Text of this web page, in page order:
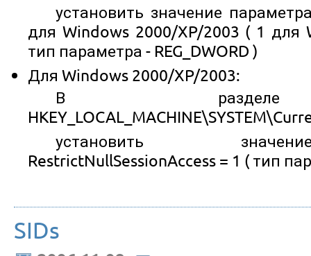
установить значение
для Windows 2000/XP/2003 ( 1 для
тип параметра - REG_DWORD )
Для Windows 2000/XP/2003:
В разделе
установить
RestrictNullSessionAccess = 1 ( тип
SIDs